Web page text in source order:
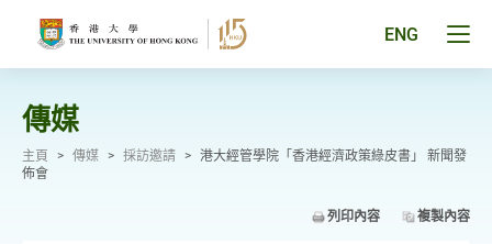
ENG
傳媒
主頁 > 傳媒 > 採訪邀請 > 港大經管學院「香港經濟政策綠皮書」 新聞發
佈會
列印內容 複製內容